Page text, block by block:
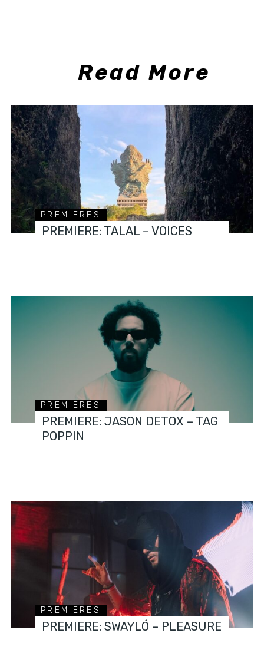
Read More
PREMIERES
PREMIERE: TALAL – VOICES
PREMIERES
PREMIERE: JASON DETOX – TAG
POPPIN
PREMIERES
PREMIERE: SWAYLÓ – PLEASURE